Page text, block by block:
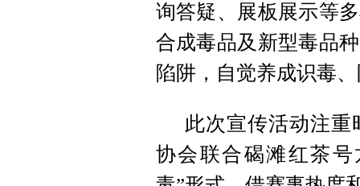
询答疑、展板展示等
合成毒品及新型毒品
陷阱，自觉养成识毒
此次宣传活动注
协会联合碣滩红茶